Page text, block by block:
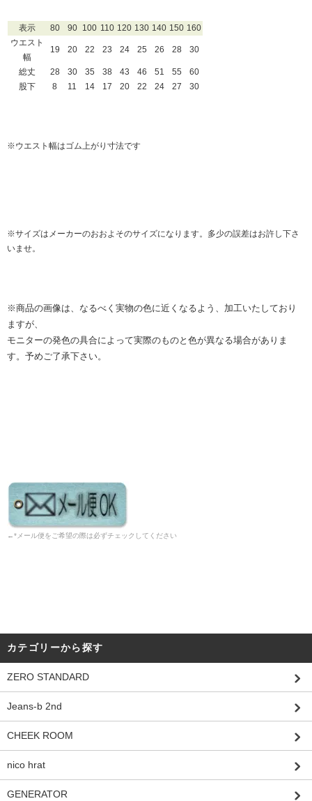
表示 80 90 100 110 120 130 140 150 160
ウエスト
幅
19 20 22 23 24 25 26 28 30
総丈 28 30 35 38 43 46 51 55
60
股下
8 11 14 17 20 22 24 27 30
※ウエスト幅はゴム上がり寸法です
※サイズはメーカーのおおよそのサイズになります。多少の誤差はお許し下さ
いませ。
※商品の画像は、なるべく実物の色に近くなるよう、加工いたしており
ますが、
モニターの発色の具合によって実際のものと色が異なる場合がありま
す。予めご了承下さい。
←*メール便をご希望の際は必ずチェックしてください
カテゴリーから探す
ZERO STANDARD
Jeans-b 2nd
CHEEK ROOM
nico hrat
GENERATOR